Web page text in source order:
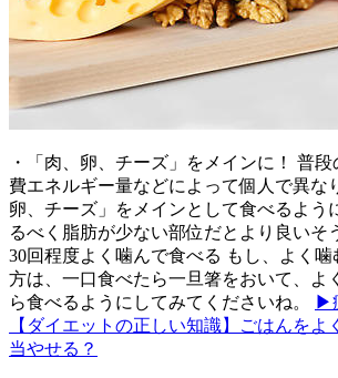
・「肉、卵、チーズ」をメインに！ 普
費エネルギー量などによって個人で異な
卵、チーズ」をメインとして食べるよう
るべく脂肪が少ない部位だとより良いそ
30回程度よく噛んで食べる もし、よく
方は、一口食べたら一旦箸をおいて、よ
ら食べるようにしてみてくださいね。
▶
【ダイエットの正しい知識】ごはんをよ
当やせる？